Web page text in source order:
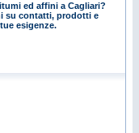
ed affini a Cagliari?
su contatti, prodotti e
esigenze.